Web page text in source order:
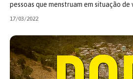
pessoas que menstruam em situação
17/03/2022